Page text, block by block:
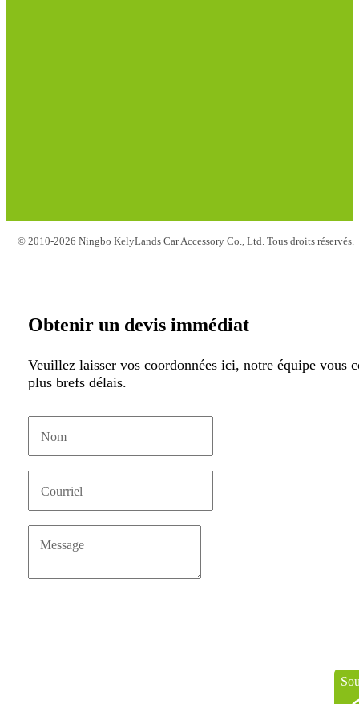
© 2010-2026 Ningbo KelyLands Car Accessory Co., Ltd. Tous droits réservés.
Obtenir un devis immédiat
Veuillez laisser vos coordonnées ici, notre équipe vous
plus brefs délais.